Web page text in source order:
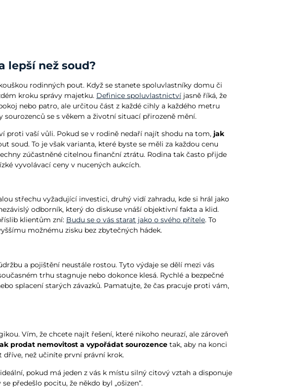
lepší než soud?
rodinných pout. Když se stanete spoluvlastníky domu či
kroku správy majetku. Definice spoluvlastnictví jasně říká, že
nebo patro, ale určitou část z každé cihly a každého metru
se s věkem a životní situací přirozeně mění.
proti vaší vůli. Pokud se v rodině nedaří najít shodu na tom, jak
soud. To je však varianta, které byste se měli za každou cenu
zúčastněné citelnou finanční ztrátu. Rodina tak často přijde
vyvolávací ceny v nucených aukcích.
střechu vyžadující investici, druhý vidí zahradu, kde si hrál jako
odborník, který do diskuse vnáší objektivní fakta a klid.
klientům zní: Budu se o vás starat jako o svého přítele. To
možnému zisku bez zbytečných hádek.
a pojištění neustále rostou. Tyto výdaje se dělí mezi vás
trhu stagnuje nebo dokonce klesá. Rychlé a bezpečné
splacení starých závazků. Pamatujte, že čas pracuje proti vám,
Vím, že chcete najít řešení, které nikoho neurazí, ale zároveň
prodat nemovitost a vypořádat sourozence tak, aby na konci
dříve, než učiníte první právní krok.
pokud má jeden z vás k místu silný citový vztah a disponuje
předešlo pocitu, že někdo byl „ošizen“.